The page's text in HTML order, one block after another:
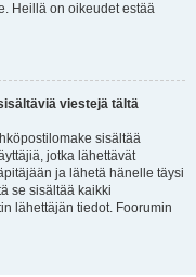
Heillä on oikeudet estää
viestejä tältä
sisältää
jotka lähettävät
ja lähetä hänelle täysi
se sisältää kaikki
lähettäjän tiedot. Foorumin